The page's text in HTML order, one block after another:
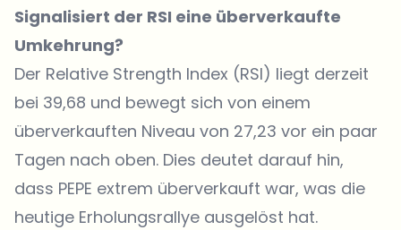
Signalisiert der RSI eine überverkaufte
Umkehrung?
Der Relative Strength Index (RSI) liegt derzeit
bei 39,68 und bewegt sich von einem
überverkauften Niveau von 27,23 vor ein paar
Tagen nach oben. Dies deutet darauf hin,
dass PEPE extrem überverkauft war, was die
heutige Erholungsrallye ausgelöst hat.